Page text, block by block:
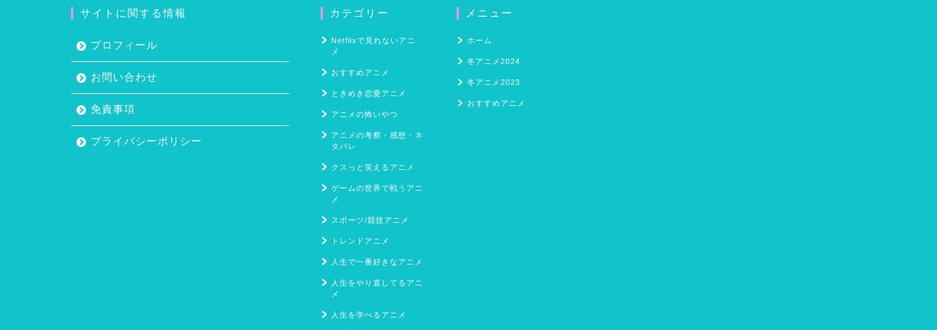
サイトに関する情報
プロフィール
お問い合わせ
免責事項
プライバシーポリシー
カテゴリー
Netflixで見れないアニ
メ
おすすめアニメ
ときめき恋愛アニメ
アニメの怖いやつ
アニメの考察・感想・ネ
タバレ
クスっと笑えるアニメ
ゲームの世界で戦うアニ
メ
スポーツ/競技アニメ
トレンドアニメ
人生で一番好きなアニメ
人生をやり直してるアニ
メ
人生を学べるアニメ
メニュー
ホーム
冬アニメ2024
冬アニメ2023
おすすめアニメ